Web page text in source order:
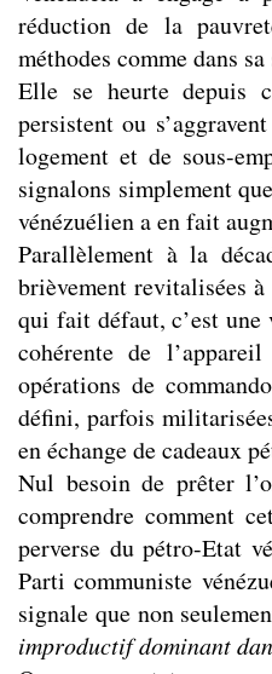
réduction de la
méthodes comme dans sa
Elle se heurte depuis
persistent ou
logement et de sous-
signalons simplement
vénézuélien a en fait
Parallèlement à la
brièvement revitalisées
qui fait défaut, c’est
cohérente de
opérations de
défini, parfois
en échange de cadeaux
Nul besoin de prêter
comprendre comment
perverse du pétro-Etat
Parti communiste
signale que non
improductif dominant